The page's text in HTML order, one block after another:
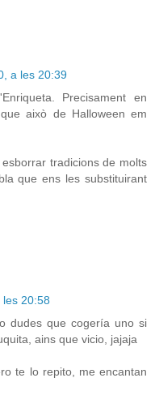
a les 20:39
Precisament en
això de Halloween em
tradicions de molts
que ens les substituirant
les 20:58
dudes que cogería uno si
ains que vicio, jajaja
te lo repito, me encantan